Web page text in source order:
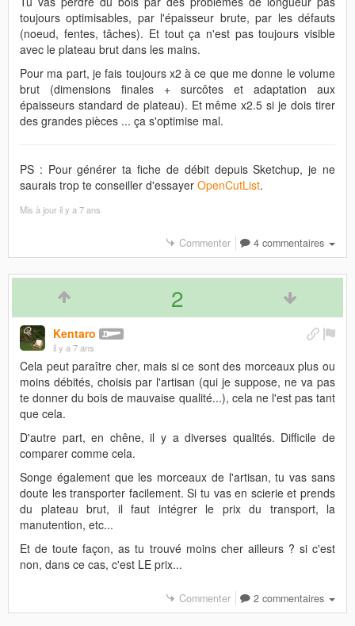
toujours optimisables, par l'épaisseur brute, par les défauts
(noeud, fentes, tâches). Et tout ça n'est pas toujours visible
avec le plateau brut dans les mains.
Pour ma part, je fais toujours x2 à ce que me donne le volume
brut (dimensions finales + surcôtes et adaptation aux
épaisseurs standard de plateau). Et même x2.5 si je dois tirer
des grandes pièces ... ça s'optimise mal.
PS : Pour générer ta fiche de débit depuis Sketchup, je ne
saurais trop te conseiller d'essayer OpenCutList.
Mis à jouril y a 7 ans
Commenter 4 commentaires
2
Kentaro
il y a 7 ans
Cela peut paraître cher, mais si ce sont des morceaux plus ou
moins débités, choisis par l'artisan (qui je suppose, ne va pas
te donner du bois de mauvaise qualité...), cela ne l'est pas tant
que cela.
D'autre part, en chêne, il y a diverses qualités. Difficile de
comparer comme cela.
Songe également que les morceaux de l'artisan, tu vas sans
doute les transporter facilement. Si tu vas en scierie et prends
du plateau brut, il faut intégrer le prix du transport, la
manutention, etc...
Et de toute façon, as tu trouvé moins cher ailleurs ? si c'est
non, dans ce cas, c'est LE prix...
Commenter 2 commentaires